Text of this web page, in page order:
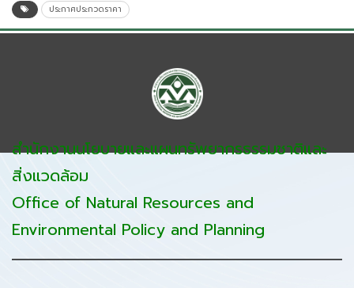
ประกาศประกวดราคา
สำนักงานนโยบายและแผนทรัพยากรธรรมชาติและ
สิ่งแวดล้อม
Office of Natural Resources and
Environmental Policy and Planning